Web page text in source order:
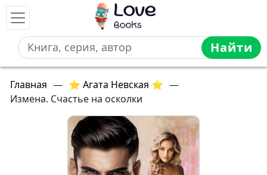
Найти
Главная — ⭐ Агата Невская ⭐ —
Измена. Счастье на осколки